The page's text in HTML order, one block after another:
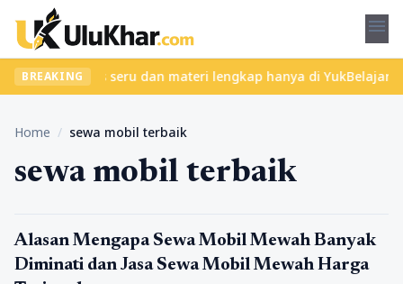
menu
BREAKINGkelas seru dan materi lengkap hanya di
Home / sewa mobil terbaik
sewa mobil terbaik
Lifestyle
Alasan Mengapa Sewa Mobil Mewah Banyak
Diminati dan Jasa Sewa Mobil Mewah Harga